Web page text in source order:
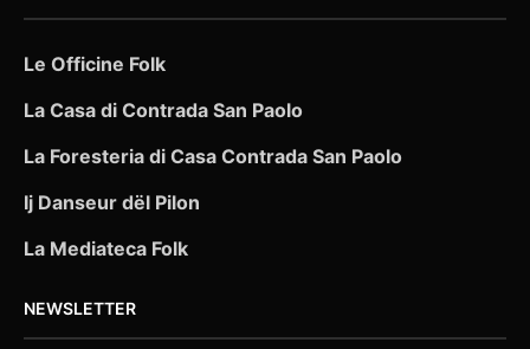
Le Officine Folk
La Casa di Contrada San Paolo
La Foresteria di Casa Contrada San Paolo
Ij Danseur dël Pilon
La Mediateca Folk
NEWSLETTER